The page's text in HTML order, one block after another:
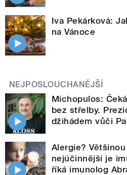
Iva Pekárková:
na Vánoce
NEJPOSLOUCHANĚJŠÍ
Michopulos:
bez střelby.
džihádem vůči
Alergie?
nejúčinnější je
říká imunolog